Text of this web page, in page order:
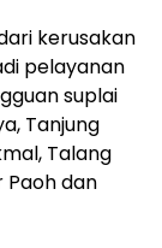
kerusakan
pelayanan
suplai
Tanjung
Talang
Paoh dan